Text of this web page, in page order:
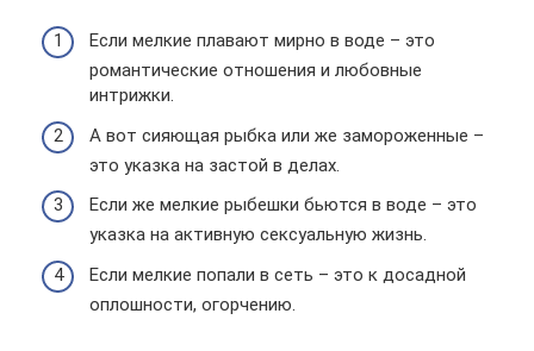
Если мелкие плавают мирно в воде – это
романтические отношения и любовные
интрижки.
А вот сияющая рыбка или же замороженные –
это указка на застой в делах.
Если же мелкие рыбешки бьются в воде – это
указка на активную сексуальную жизнь.
Если мелкие попали в сеть – это к досадной
оплошности, огорчению.